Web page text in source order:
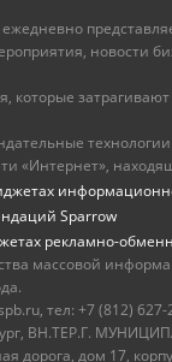
новости
«Интернет»,
Sparrow
рекламно-
массовой
тел: +7 (812)
ВН.ТЕР.Г.
дорога, дом 17,